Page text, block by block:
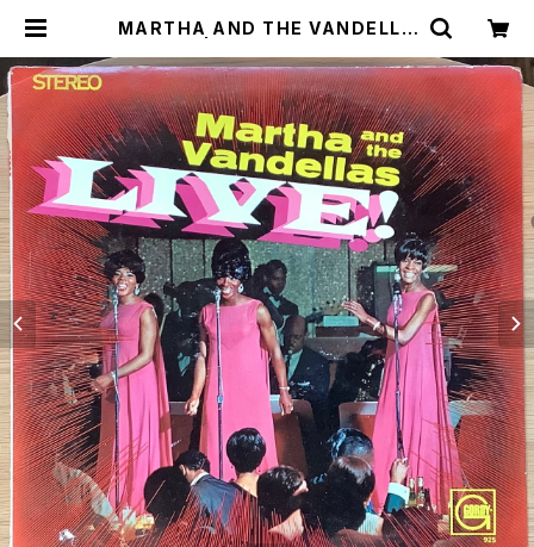
MARTHA AND THE VANDELLA
s